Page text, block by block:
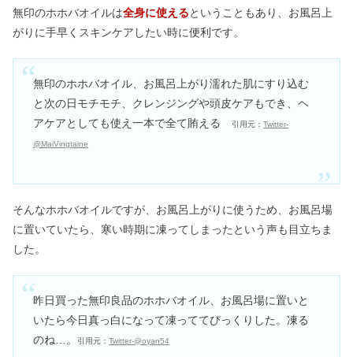
無印のホホバオイルは全身に使えるということもあり、お風呂上
がりに手早くスキンケアしたい時に便利です。
無印のホホバオイル、お風呂上がり濡れた肌にすり込む
と次の日モチモチ、クレンジングや頭皮ケアもでき、ヘ
アケアとしても使え一本で全て賄える
引用元：Twitter-
@MaiVingtaine
そんなホホバオイルですが、お風呂上がりに使うため、お風呂場
に置いていたら、寒い時期に凍ってしまったという声も目立ちま
した。
昨日買った無印良品のホホバオイル、お風呂場に置いと
いたら今日真っ白になって凍っててびっくりした。凍る
のね…。
引用元：Twitter-@oyan54